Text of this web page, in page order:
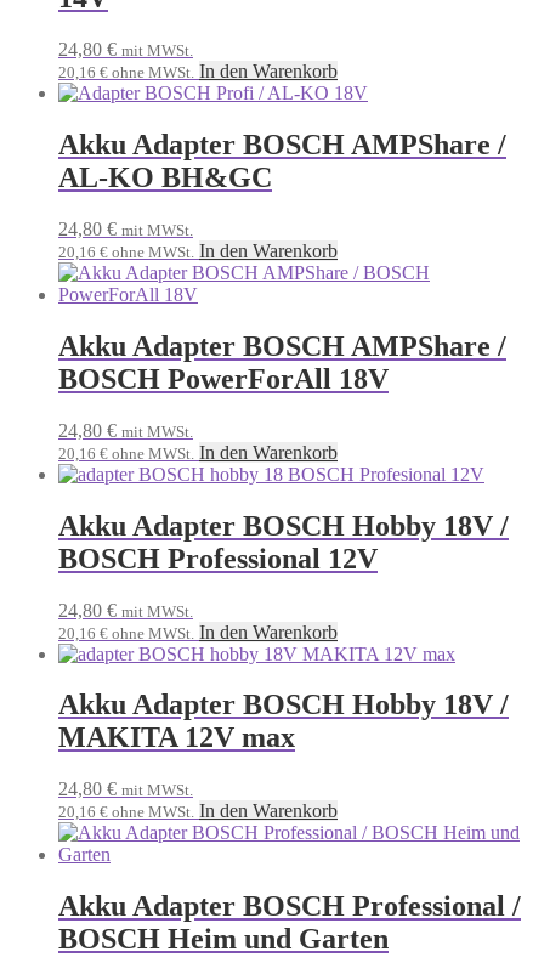
24,80 € mit MWSt.
20,16 € ohne MWSt. In den Warenkorb
Akku Adapter BOSCH AMPShare /
AL-KO BH&GC
24,80 € mit MWSt.
20,16 € ohne MWSt. In den Warenkorb
Akku Adapter BOSCH AMPShare /
BOSCH PowerForAll 18V
24,80 € mit MWSt.
20,16 € ohne MWSt. In den Warenkorb
Akku Adapter BOSCH Hobby 18V /
BOSCH Professional 12V
24,80 € mit MWSt.
20,16 € ohne MWSt. In den Warenkorb
Akku Adapter BOSCH Hobby 18V /
MAKITA 12V max
24,80 € mit MWSt.
20,16 € ohne MWSt. In den Warenkorb
Akku Adapter BOSCH Professional /
BOSCH Heim und Garten